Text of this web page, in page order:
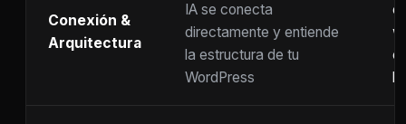
Conexión &
Arquitectura
IA se conecta
directamente y entiende
la estructura de tu
WordPress